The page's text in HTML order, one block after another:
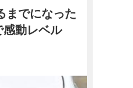
までになった
動レベル